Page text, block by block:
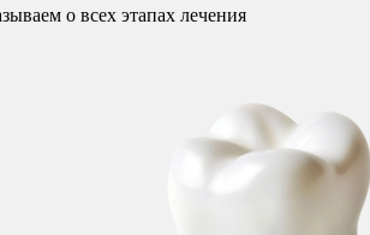
о всех этапах лечения